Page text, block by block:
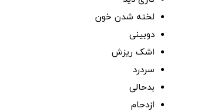
لخته شدن خون
دوبینی
اشک ریزش
سردرد
بدحالی
ازدحام